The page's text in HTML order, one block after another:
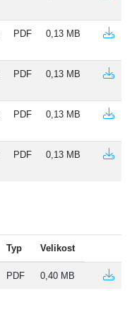
PDF 0,13 MB
PDF 0,13 MB
PDF 0,13 MB
PDF 0,13 MB
Typ Velikost
PDF 0,40 MB